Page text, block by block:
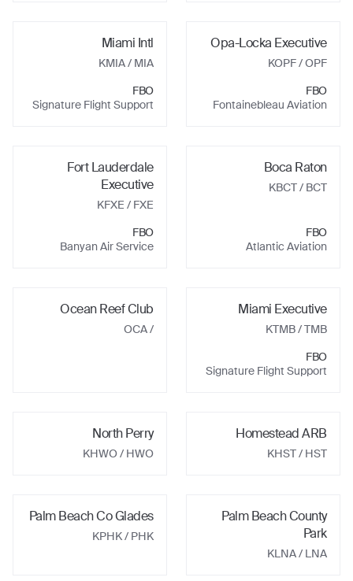
Opa-Locka Executive
KOPF/ OPF
FBO
Fontainebleau Aviation
Miami Intl
KMIA/ MIA
FBO
Signature Flight Support
Boca Raton
KBCT/ BCT
FBO
Atlantic Aviation
Fort Lauderdale
Executive
KFXE / FXE
FBO
Banyan Air Service
Miami Executive
KTMB/ TMB
FBO
Signature Flight Support
Ocean Reef Club
/ OCA
Homestead ARB
KHST/ HST
North Perry
KHWO/ HWO
Palm Beach County
Park
KLNA/ LNA
Palm Beach Co Glades
KPHK/ PHK